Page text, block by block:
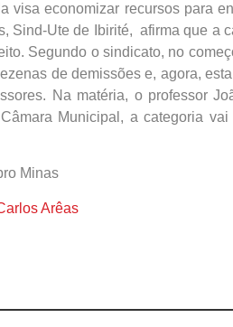
visa economizar recursos para
Sind-Ute de Ibirité, afirma que a
Segundo o sindicato, no
de demissões e, agora,
Na matéria, o professor
Municipal, a categoria
Minas
Arêas